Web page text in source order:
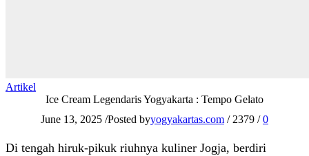
Artikel
Ice Cream Legendaris Yogyakarta : Tempo Gelato
June 13, 2025 /Posted byyogyakartas.com / 2379 / 0
Di tengah hiruk-pikuk riuhnya kuliner Jogja, berdiri